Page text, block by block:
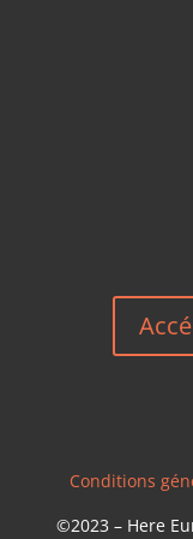
Conditions
©2023 – Here